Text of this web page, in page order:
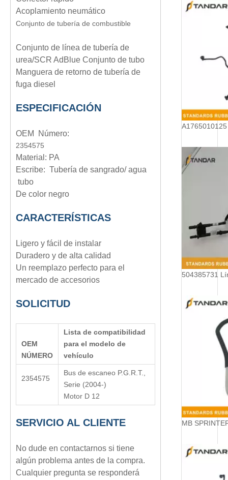
Acoplamiento neumático
Conjunto de tubería de combustible
Conjunto de línea de tubería de
urea/SCR AdBlue Conjunto de tubo
Manguera de retorno de tubería de
fuga diesel
ESPECIFICACIÓN
OEM Número:
2354575
Material: PA
Escribe: Tubería de sangrado/ agua
tubo
De color negro
CARACTERÍSTICAS
Ligero y fácil de instalar
Duradero y de alta calidad
Un reemplazo perfecto para el
mercado de accesorios
SOLICITUD
OEM
NÚMERO
Lista de compatibilidad
para el modelo de
vehículo
2354575
Bus de escaneo P.G.R.T.
Serie (2004-)
Motor D 12
SERVICIO AL CLIENTE
No dude en contactarnos si tiene
algún problema antes de la compra.
Cualquier pregunta se responderá